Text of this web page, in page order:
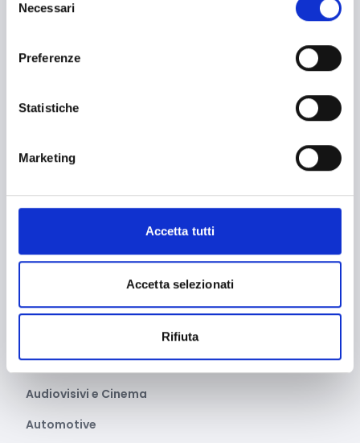
delNecessari
Preferenze
Statistiche
Marketing
Accetta tutti
Accetta selezionati
Rifiuta
Aerospazio
Aiuti umanitari e Protezione civile
Allevamento
Ambiente e Sviluppo sostenibile
Arte e Cultura
Asilo e migrazione
Audiovisivi e Cinema
Automotive